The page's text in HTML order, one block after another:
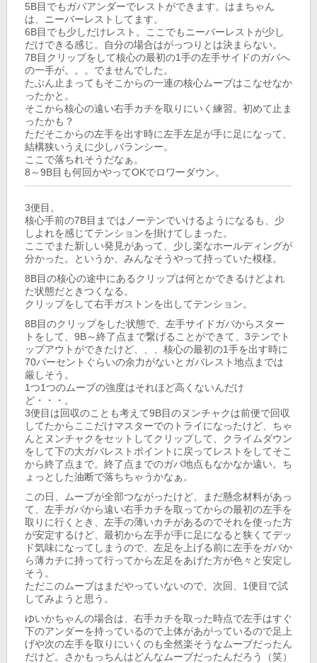
5B目でもガバアンダーでレストができます。はまちゃん
は、ニーバーレストしてます。
6B目でも少しだけレスト。ここでもニーバーレストが少し
だけできる感じ。自分の場合はがっつりとは決まらない。
7B目クリップをして核心の最初の1手の左手サイドのガバへ
の一手が。。。でませんでした。
たぶん止まってもそこからの一連の核心ムーブはこなせなか
ったかと。
そこから核心の遠い右手カチを取りにいく練習。初めて止ま
ったかも？
ただそこからの左手を出す時に左手左足が手に足になって、
結構狭いうえに少しバランシー。
ここで落ちれそうだなぁ。
8～9B目も何回かやってOKでロワーダウン。
3便目。
核心手前の7B目まではノーテンでいけるようになるも、少
しよれを感じてテンションを掛けてしまった。
ここでまた新しい発見があって、少し楽なホールディングが
分かった。というか、みんなそうやって持っていた模様。
8B目の核心の途中にあるクリップは何とかできるけどよれ
た状態だときつくなる。
クリップをして右手ガストンを出してテンション。
8B目のクリップをした状態で、左手サイドガバからスター
トをして、9B～終了点まで繋げることができて、3テンでト
ップアウトができたけど、、、核心の最初の1手を出す時に
70パーセントぐらいの余力がないとガバレスト地点までは
厳しそう。
1つ1つのムーブの強度はそれほど高くないんだけ
ど・・・。
3便目は回収のことも考えて9B目のヌンチャクは前便で回収
してたからここだけマスターでのトライになったけど、ちゃ
んとヌンチャクをセットしてクリップして、クライムダウン
をして下の大ガバレストポイントに戻ってレストをしてそこ
から終了点まで。終了点までのガバ地点もなかなか遠い。ち
ょっとした油断で落ちちゃうかなぁ。
この日、ムーブが全部つながったけど、まだ懸念材料があっ
て、左手ガバから遠い右手カチを取ってからの最初の左手を
取りに行くとき、左手の薄いカチがあるのでそれを使った方
が安定するけど、最初から左手が手に足になると狭くてデッ
ド気味になってしまうので、左足を上げる前に左手をガバか
ら薄カチに持って行ってから左足をあげた方が色々と安定し
そう。
ただこのムーブはまだやっていないので、次回、1便目で試
してみようと思う。
ゆいかちゃんの場合は、右手カチを取った時点で左手はすぐ
下のアンダーを持っているので上体があがっているので足上
げや次の左手を取りにいくのも全然楽そうなムーブだったん
だけど。さかもっちんはどんなムーブだったんだろう（笑）